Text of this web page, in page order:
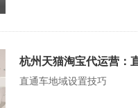
杭州天猫淘宝代运营：
直通车地域设置技巧